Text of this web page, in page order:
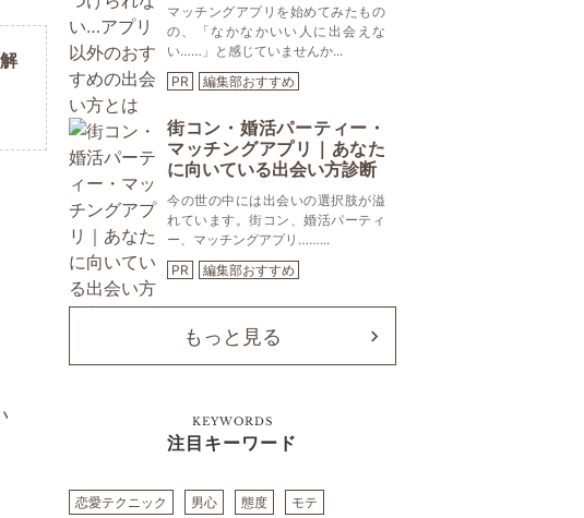
マッチングアプリを始めてみたもの
の、「なかなかいい人に出会えな
い……」と感じていませんか...
PR
編集部おすすめ
街コン・婚活パーティー・
マッチングアプリ｜あなた
に向いている出会い方診断
今の世の中には出会いの選択肢が溢
れています。街コン、婚活パーティ
ー、マッチングアプリ……...
PR
編集部おすすめ
もっと見る
KEYWORDS
注目キーワード
恋愛テクニック 男心 態度 モテ